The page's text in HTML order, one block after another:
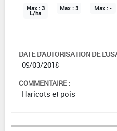
Max : 3
L/ha
Max : 3 Max : -
DATE D'AUTORISATION DE
09/03/2018
COMMENTAIRE :
Haricots et pois